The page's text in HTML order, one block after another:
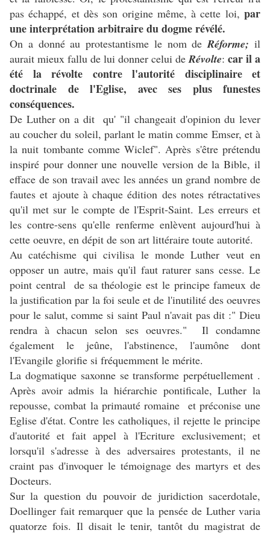
pas échappé, et dès son origine même, à cette loi, par
une interprétation arbitraire du dogme révélé.
On a donné au protestantisme le nom deRéforme; il
aurait mieux fallu de lui donner celui deRévolte: car il a
été la révolte contre l'autorité disciplinaire et
doctrinale de l'Eglise, avec ses plus funestes
conséquences.
De Luther on a dit qu' "il changeait d'opinion du lever
au coucher du soleil, parlant le matin comme Emser, et à
la nuit tombante comme Wiclef". Après s'être prétendu
inspiré pour donner une nouvelle version de la Bible, il
efface de son travail avec les années un grand nombre de
fautes et ajoute à chaque édition des notes rétractatives
qu'il met sur le compte de l'Esprit-Saint. Les erreurs et
les contre-sens qu'elle renferme enlèvent aujourd'hui à
cette oeuvre, en dépit de son art littéraire toute autorité.
Au catéchisme qui civilisa le monde Luther veut en
opposer un autre, mais qu'il faut raturer sans cesse. Le
point central de sa théologie est le principe fameux de
la justification par la foi seule et de l'inutilité des oeuvres
pour le salut, comme si saint Paul n'avait pas dit :" Dieu
rendra à chacun selon ses oeuvres." Il condamne
également le jeûne, l'abstinence, l'aumône dont
l'Evangile glorifie si fréquemment le mérite.
La dogmatique saxonne se transforme perpétuellement .
Après avoir admis la hiérarchie pontificale, Luther la
repousse, combat la primauté romaine et préconise une
Eglise d'état. Contre les catholiques, il rejette le principe
d'autorité et fait appel à l'Ecriture exclusivement; et
lorsqu'il s'adresse à des adversaires protestants, il ne
craint pas d'invoquer le témoignage des martyrs et des
Docteurs.
Sur la question du pouvoir de juridiction sacerdotale,
Doellinger fait remarquer que la pensée de Luther varia
quatorze fois. Il disait le tenir, tantôt du magistrat de